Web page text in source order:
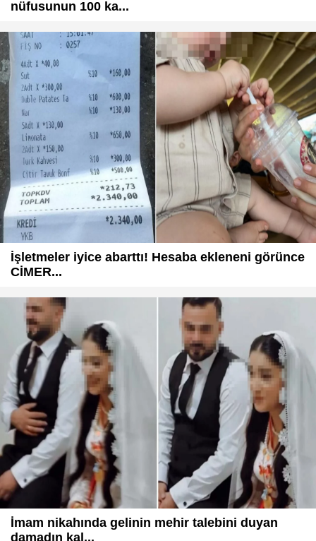
nüfusunun 100 ka...
İşletmeler iyice abarttı! Hesaba ekleneni görünce
CİMER...
İmam nikahında gelinin mehir talebini duyan
damadın kal...